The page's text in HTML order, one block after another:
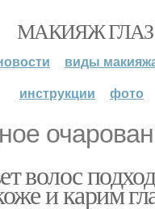
МАКИЯЖ ГЛАЗ
виды
инструкции
фото
волос
и карим